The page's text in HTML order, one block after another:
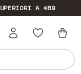
A €89